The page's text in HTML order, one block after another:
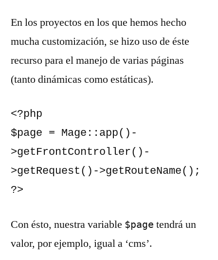
En los proyectos en los que hemos hecho
mucha customización, se hizo uso de éste
recurso para el manejo de varias páginas
(tanto dinámicas como estáticas).
<?php
$page = Mage::app()-
>getFrontController()-
>getRequest()->getRouteName();
?>
Con ésto, nuestra variable $page tendrá un
valor, por ejemplo, igual a ‘cms’.